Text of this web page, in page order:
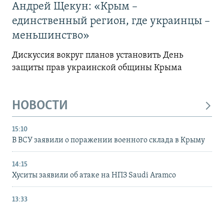
Андрей Щекун: «Крым –
единственный регион, где украинцы –
меньшинство»
Дискуссия вокруг планов установить День
защиты прав украинской общины Крыма
НОВОСТИ
15:10
В ВСУ заявили о поражении военного склада в Крыму
14:15
Хуситы заявили об атаке на НПЗ Saudi Aramco
13:33